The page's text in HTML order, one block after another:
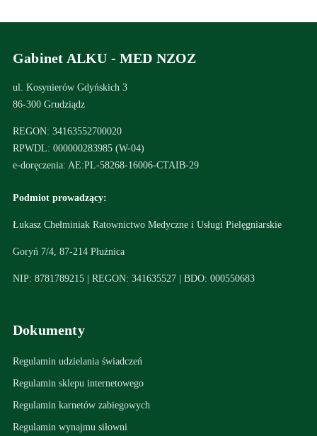
Gabinet ALKU - MED NZOZ
ul. Kosynierów Gdyńskich 3
86-300 Grudziądz
REGON: 34163552700020
RPWDL: 000000283985 (W-04)
e-doręczenia: AE:PL-58268-16006-CTAIB-29
Podmiot prowadzący:
Łukasz Chełminiak Ratownictwo Medyczne i Usługi Pielęgniarskie
Goryń 7/4, 87-214 Płużnica
NIP: 8781789215 | REGON: 341635527 | BDO: 000550683
Dokumenty
Regulamin udzielania świadczeń
Regulamin sklepu internetowego
Regulamin karnetów zabiegowych
Regulamin wynajmu siłowni